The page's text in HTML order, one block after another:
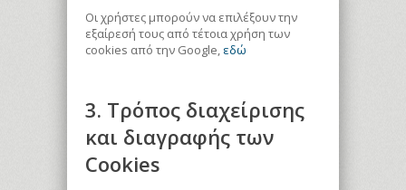
Οι χρήστες μπορούν να επιλέξουν την
εξαίρεσή τους από τέτοια χρήση των
cookies από την Google, εδώ
3. Τρόπος διαχείρισης
και διαγραφής των
Cookies